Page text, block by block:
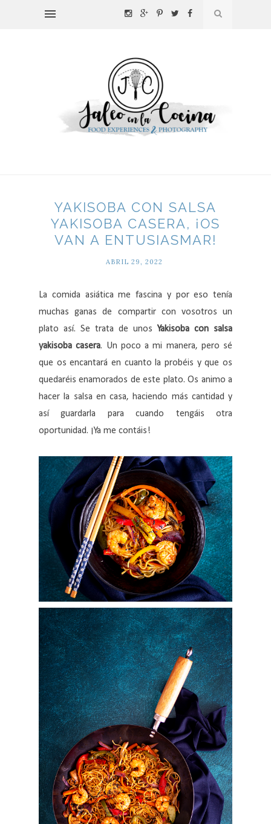
YAKISOBA CON SALSA
YAKISOBA CASERA, ¡OS
VAN A ENTUSIASMAR!
ABRIL 29, 2022
La comida asiática me fascina y por eso tenía
muchas ganas de compartir con vosotros un
plato así. Se trata de unos Yakisoba con salsa
yakisoba casera. Un poco a mi manera, pero sé
que os encantará en cuanto la probéis y que os
quedaréis enamorados de este plato. Os animo a
hacer la salsa en casa, haciendo más cantidad y
así guardarla para cuando tengáis otra
oportunidad. ¡Ya me contáis!